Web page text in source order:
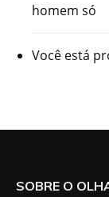
homem só
Você está
SOBRE O